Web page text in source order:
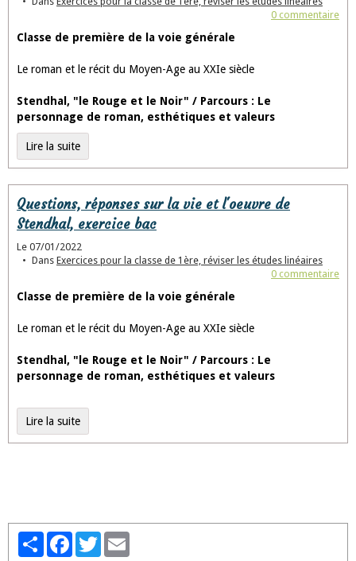
0 commentaire
Classe de première de la voie générale
Le roman et le récit du Moyen-Age au XXIe siècle
Stendhal, "le Rouge et le Noir" / Parcours : Le
personnage de roman, esthétiques et valeurs
Lire la suite
Questions, réponses sur la vie et l'oeuvre de
Stendhal, exercice bac
Le 07/01/2022
Dans Exercices pour la classe de 1ère, réviser les études linéaires
0 commentaire
Classe de première de la voie générale
Le roman et le récit du Moyen-Age au XXIe siècle
Stendhal, "le Rouge et le Noir" / Parcours : Le
personnage de roman, esthétiques et valeurs
Lire la suite
PartagerFacebookTwitter